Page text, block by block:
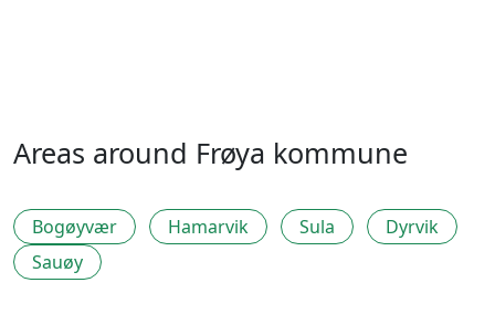
Areas around Frøya kommune
Bogøyvær Hamarvik Sula
Dyrvik
Sauøy